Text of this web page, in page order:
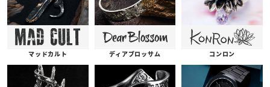
マッドカルト ディアブロッサム コンロン